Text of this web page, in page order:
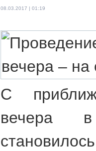
08.03.2017 | 01:19
С
вечера